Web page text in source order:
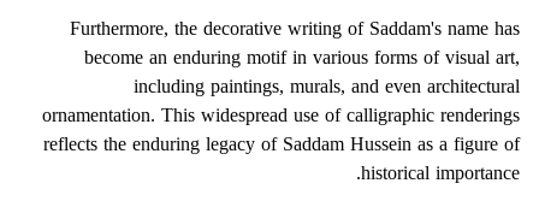
Furthermore, the decorative writing of Saddam's name has
become an enduring motif in various forms of visual art,
including paintings, murals, and even architectural
ornamentation. This widespread use of calligraphic renderings
reflects the enduring legacy of Saddam Hussein as a figure of
historical importance.